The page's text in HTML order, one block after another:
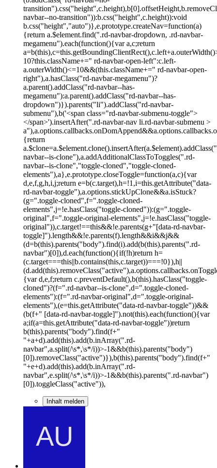
navbar--no-transition")):b.css("height",c.height)):void
b.css("height","auto")},e.prototype.createNav=function(a)
{return a.$element.find(".rd-navbar-dropdown, .rd-navbar-
megamenu").each(function(){var a,c;return
10?this.className+=" rd-navbar-open-left":c.left-
a.outerWidth()<=10&&(this.className+=" rd-navbar-open-
right"),a.hasClass("rd-navbar-megamenu")?
a.parent().addClass("rd-navbar--has-
megamenu"):a.parent().addClass("rd-navbar--has-
dropdown")}).parents("li").addClass("rd-navbar-
submenu"),b('<span class="rd-navbar-submenu-toggle">
</span>').insertAfter(".rd-navbar-nav li.rd-navbar-submenu >
{return
navbar--is-clone"),a.addAdditionalClassToToggles(".rd-
navbar--is-clone","toggle-cloned","toggle-cloned-
elements"),a},e.prototype.closeToggle=function(a,c){var
d,e,f,g,h,i,j;return e=b(c.target),h=!1,i=this.getAttribute("data-
rd-navbar-toggle"),a.options.stickUpClone&&a.isStuck?
(g=".toggle-cloned",f=".toggle-cloned-
elements",j=!e.hasClass("toggle-cloned")):(g=".toggle-
original",f=".toggle-original-elements",j=!e.hasClass("toggle-
original")),c.target!==this&&!e.parents(g+"[data-rd-navbar-
toggle]").length&&!e.parents(f).length&&i&&j&&
(d=b(this).parents("body").find(i).add(b(this).parents(".rd-
navbar")[0]),d.each(function(){if(!h)return h=
(c.target===this||b.contains(this,c.target))===!0}),h||
{var d,e,f;return c.preventDefault(),b(this).hasClass("toggle-
cloned")?(f=".rd-navbar--is-clone",d=".toggle-cloned-
elements"):(f=".rd-navbar-original",d=".toggle-original-
elements"),(e=this.getAttribute("data-rd-navbar-toggle"))&&
(b(f+" [data-rd-navbar-toggle]").not(this).each(function(){var
a;if(a=this.getAttribute("data-rd-navbar-toggle"))return
b(this).parents("body").find(f+"
"+a+d).add(this).add(b.inArray(".rd-
navbar",a.split(/\s*,\s*/i))>-1&&b(this).parents("body")
[0]).removeClass("active")}),b(this).parents("body").find(f+"
"+e+d).add(this).add(b.inArray(".rd-
navbar",e.split(/\s*,\s*/i))>-1&&b(this).parents(".rd-navbar")
[0]).toggleClass("active")),
Inhalt melden